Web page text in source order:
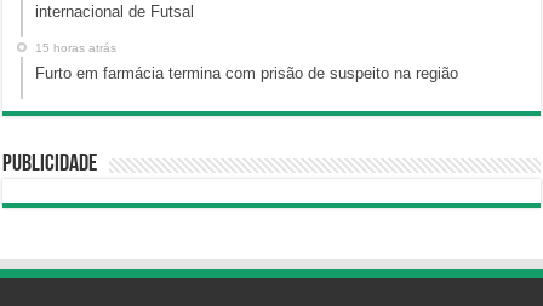
internacional de Futsal
15 horas atrás
Furto em farmácia termina com prisão de suspeito na região
Publicidade